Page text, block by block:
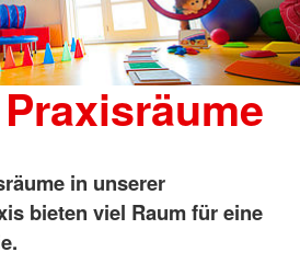
in unserer
bieten viel Raum für eine